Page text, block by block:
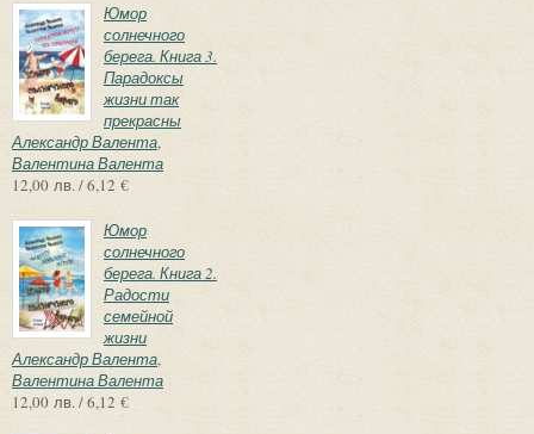
Юмор
солнечного
берега. Книга 3.
Парадоксы
жизни так
прекрасны
Александр Валента,
Валентина Валента
12,00 лв. / 6,12 €
Юмор
солнечного
берега. Книга 2.
Радости
семейной
жизни
Александр Валента,
Валентина Валента
12,00 лв. / 6,12 €